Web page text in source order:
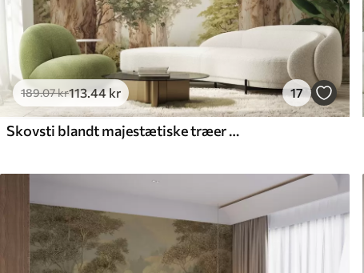
189.07kr113.44 kr 17
Skovsti blandt majestætiske træer i akvarelstil